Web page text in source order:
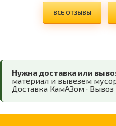
ВСЕ ОТЗЫВЫ
Нужна доставка или
материал и вывезем
Доставка КамАЗом · Вывоз